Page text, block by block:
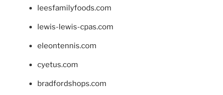
leesfamilyfoods.com
lewis-lewis-cpas.com
eleontennis.com
cyetus.com
bradfordshops.com